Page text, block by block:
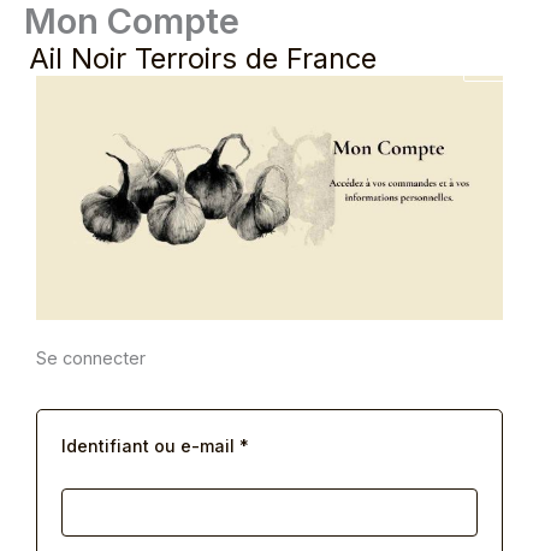
Aller
contenuAil Noir Terroirs de France
Mon Compte
Se connecter
Identifiant ou e-mail *